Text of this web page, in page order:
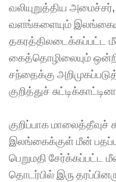
வலியுறுத்திய
வளங்களையும்
தகரத்திலடைக்கப்பட்ட
கைத்தொழிலையும்
சந்தைக்கு
குறித்துச்
குறிப்பாக
இலங்கைக்குள் மீன்
பெறுமதி சேர்க்கப்பட்ட
தொடர்பில் இரு